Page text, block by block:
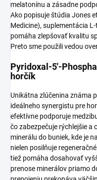
melatonínu a zásadne
Ako popisuje štúdia Jones
Medicine), suplementácia
pomáha zlepšovať kvalitu
Preto sme použili vedou
Pyridoxal-5'-
horčík
Unikátna zlúčenina známa
ideálneho synergistu pre
efektívne podporuje
čo zabezpečuje rýchlejšie a
minerálu do buniek, kde je
nielen posilňuje
tiež pomáha dosahovať
prenose minerálov priamo